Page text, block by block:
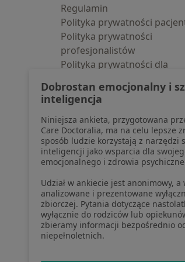
Regulamin
Polityka prywatności
Polityka prywatności
profesjonalistów
Polityka prywatności dla
pozyskaliśmy samodzielnie
Polityka cookies
Jak działają wyniki
Dostępność
O nas
Praca Rekrutujemy!
Partnerzy
Centrum prasowe
Kontakt
Dobrostan emocjonalny i
inteligencja
Niniejsza ankieta, przygotowana
Care Doctoralia, ma na celu lepsze
sposób ludzie korzystają z narzędzi
inteligencji jako wsparcia dla
emocjonalnego i zdrowia
Udział w ankiecie jest anonimowy, a
analizowane i prezentowane
zbiorczej. Pytania dotyczące
wyłącznie do rodziców lub
zbieramy informacji bezpośrednio
niepełnoletnich.